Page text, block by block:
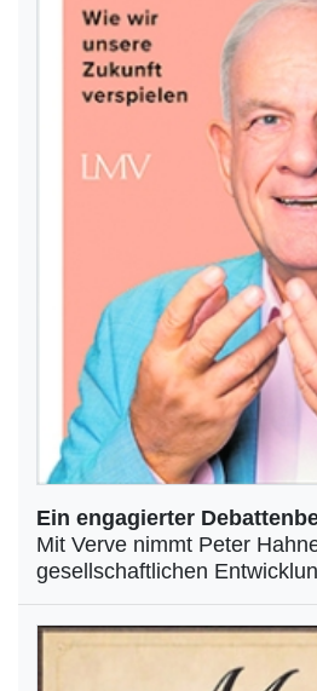
Ein engagierter
Mit Verve nimmt Peter
gesellschaftlichen